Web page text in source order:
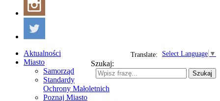
Select Language ▼
Translate:
Szukaj:
Szukaj
Aktualności
Miasto
Samorząd
Standardy
Ochrony Małoletnich
Poznaj Miasto